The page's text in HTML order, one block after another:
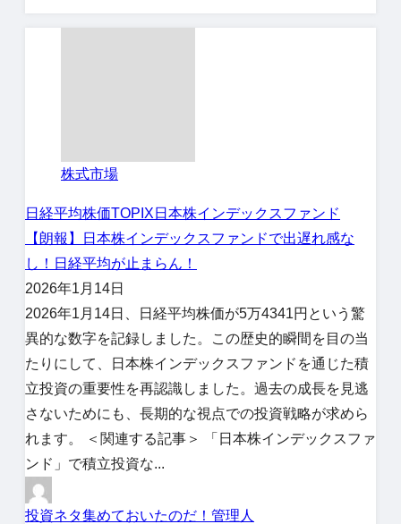
株式市場
日経平均株価TOPIX 日本株インデックスファンド
【朗報】日本株インデックスファンドで出遅れ感な
し！日経平均が止まらん！
2026年1月14日
2026年1月14日、日経平均株価が5万4341円という驚
異的な数字を記録しました。この歴史的瞬間を目の当
たりにして、日本株インデックスファンドを通じた積
立投資の重要性を再認識しました。過去の成長を見逃
さないためにも、長期的な視点での投資戦略が求めら
れます。 ＜関連する記事＞ 「日本株インデックスファ
ンド」で積立投資な...
投資ネタ集めておいたのだ！管理人